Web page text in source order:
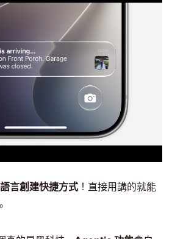
言創建快捷方式 ！直接用講的就能